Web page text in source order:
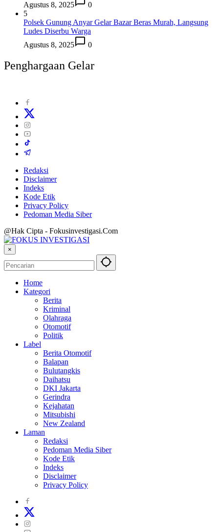
Agustus 8, 2025
0
5
Polsek Gunung Anyar Gelar Bazar Beras Murah, Langsung
Ludes Diserbu Warga
Agustus 8, 2025
0
Penghargaan Gelar
Redaksi
Disclaimer
Indeks
Kode Etik
Privacy Policy
Pedoman Media Siber
@Hak Cipta - Fokusinvestigasi.Com
×
Home
Kategori
Berita
Kriminal
Olahraga
Otomotif
Politik
Label
Berita Otomotif
Balapan
Bulutangkis
Daihatsu
DKI Jakarta
Gerindra
Kejahatan
Mitsubishi
New Zealand
Laman
Redaksi
Pedoman Media Siber
Kode Etik
Indeks
Disclaimer
Privacy Policy